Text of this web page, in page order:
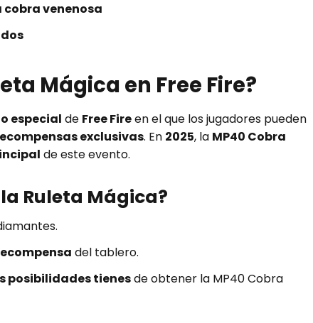
cobra venenosa
Mágica en Free Fire?
especial de Free Fireen el que los jugadores pueden
exclusivas. En 2025, la MP40 Cobra
de este evento.
Ruleta Mágica?
del tablero.
posibilidades tienesde obtener la MP40 Cobra